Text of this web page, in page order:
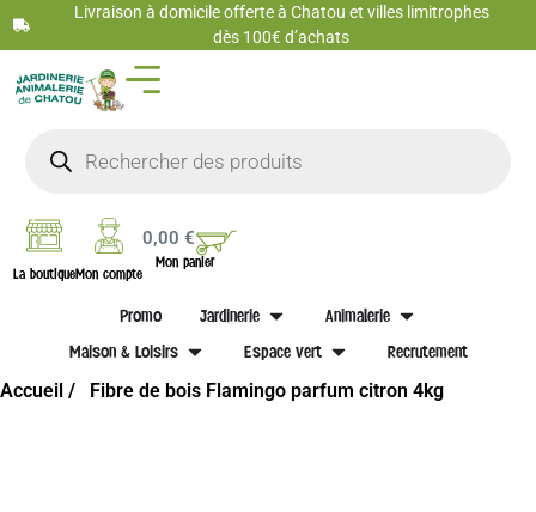
Livraison à domicile offerte à Chatou et villes limitrophes
dès 100€ d’achats
La boutiqueMon compte
0,00€
Mon panier
Promo Jardinerie
Animalerie
Maison & Loisirs
Espace vert Recrutement
Accueil / Fibre de bois Flamingo parfum citron 4kg